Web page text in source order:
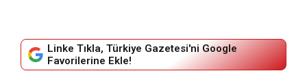
Linke Tıkla, Türkiye Gazetesi'ni Google
Favorilerine Ekle!